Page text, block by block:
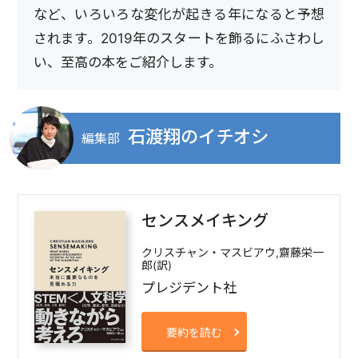
など、いろいろな変化が起きる年になると予想
されます。2019年のスタートを飾るにふさわし
い、至高の本をご紹介します。
編集部 石渡翔のイチオシ
センスメイキング
クリスチャン・マスビアウ,齋藤栄一
郎(訳)
プレジデント社
要約を読む